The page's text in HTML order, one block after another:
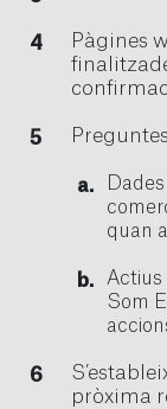
Pàgines
quan
Actius
Som
pròxima